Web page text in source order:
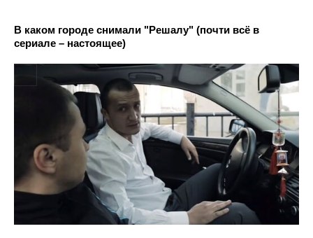
В каком городе снимали "Решалу" (почти всё в
сериале – настоящее)